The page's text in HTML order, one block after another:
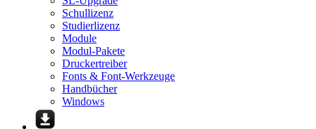
Schullizenz
Studierlizenz
Module
Modul-Pakete
Druckertreiber
Fonts & Font-Werkzeuge
Handbücher
Windows